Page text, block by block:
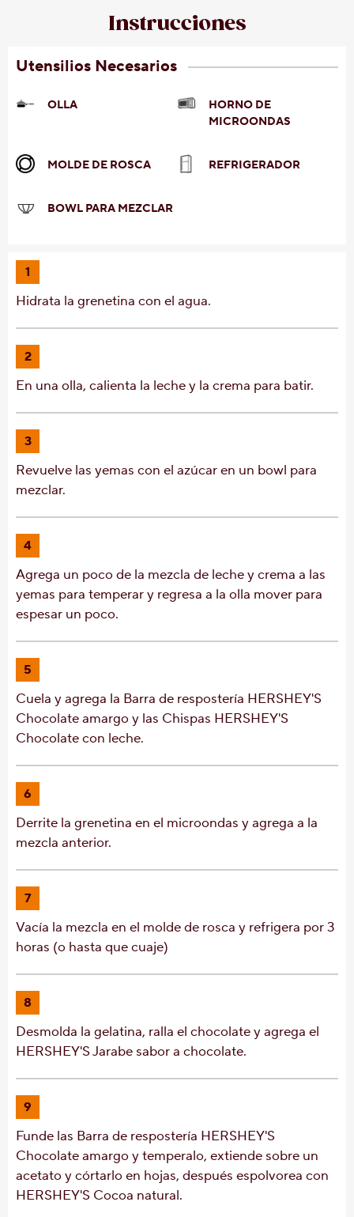
Instrucciones
Utensilios Necesarios
OLLA
HORNO DE
MICROONDAS
MOLDE DE ROSCA REFRIGERADOR
BOWL PARA MEZCLAR
1
Hidrata la grenetina con el agua.
2
En una olla, calienta la leche y la crema para batir.
3
Revuelve las yemas con el azúcar en un bowl para
mezclar.
4
Agrega un poco de la mezcla de leche y crema a las
yemas para temperar y regresa a la olla mover para
espesar un poco.
5
Cuela y agrega la Barra de respostería HERSHEY'S
Chocolate amargo y las Chispas HERSHEY'S
Chocolate con leche.
6
Derrite la grenetina en el microondas y agrega a la
mezcla anterior.
7
Vacía la mezcla en el molde de rosca y refrigera por 3
horas (o hasta que cuaje)
8
Desmolda la gelatina, ralla el chocolate y agrega el
HERSHEY'S Jarabe sabor a chocolate.
9
Funde las Barra de respostería HERSHEY'S
Chocolate amargo y temperalo, extiende sobre un
acetato y córtarlo en hojas, después espolvorea con
HERSHEY'S Cocoa natural.